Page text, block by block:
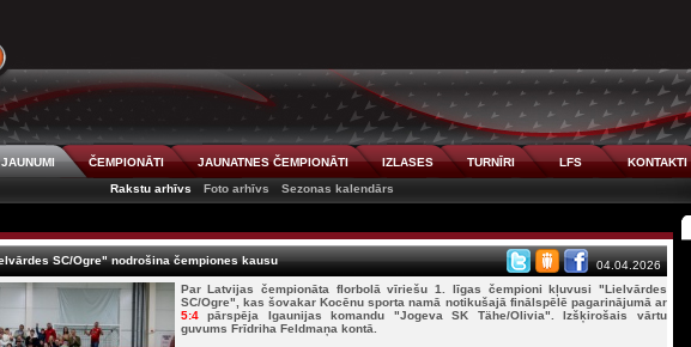
JAUNUMI ČEMPIONĀTI JAUNATNES ČEMPIONĀTI IZLASES TURNĪRI LFS KONTAKTI
Rakstu arhīvs
Foto arhīvs Sezonas kalendārs
SC/Ogre" nodrošina čempiones kausu
04.04.2026
Par Latvijas čempionāta florbolā vīriešu 1. līgas čempioni kļuvusi "Lielvārdes
SC/Ogre", kas šovakar Kocēnu sporta namā notikušajā finālspēlē pagarinājumā ar
5:4pārspēja Igaunijas komandu "Jogeva SK Tähe/Olivia". Izšķirošais vārtu
guvums Frīdriha Feldmaņa kontā.